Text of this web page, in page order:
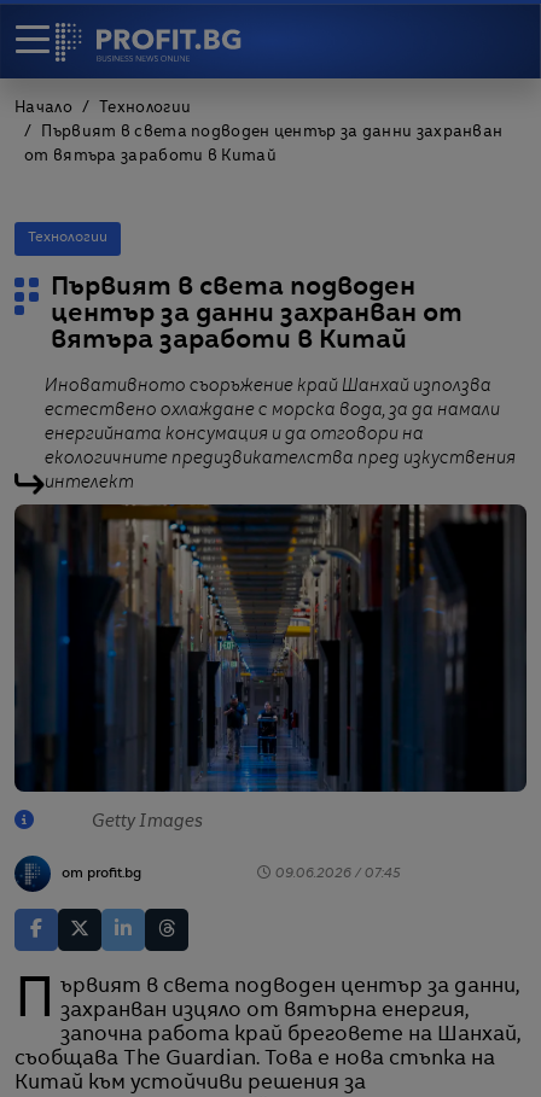
Начало
Технологии
Първият в света подводен център за данни захранван
от вятъра заработи в Китай
Технологии
Първият в света подводен
център за данни захранван от
вятъра заработи в Китай
Иновативното съоръжение край Шанхай използва
естествено охлаждане с морска вода, за да намали
енергийната консумация и да отговори на
екологичните предизвикателства пред изкуствения
интелект
Getty Images
от profit.bg 09.06.2026 / 07:45
Първият в света подводен център за данни, захранван изцяло от вятърна енергия,
започна работа край бреговете на Шанхай,
съобщава The Guardian. Това е нова стъпка на
Китай към устойчиви решения за